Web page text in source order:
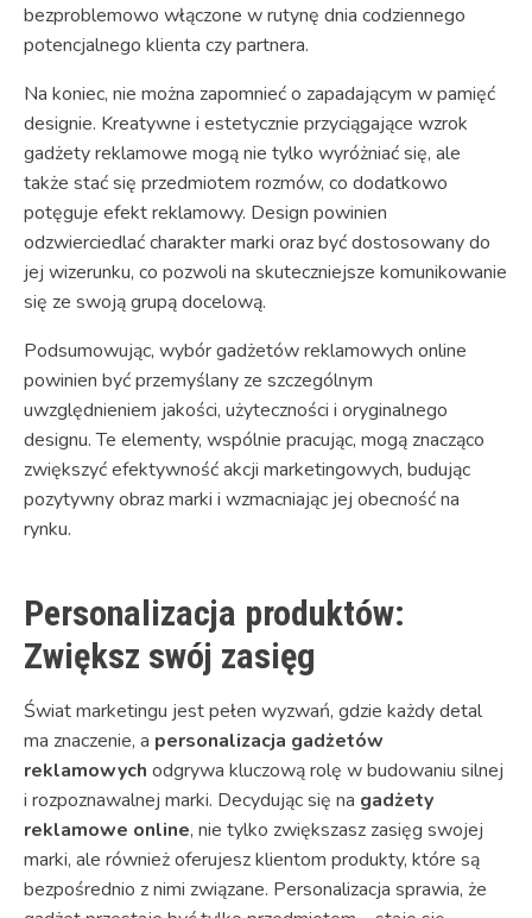
bezproblemowo włączone w rutynę dnia codziennego
potencjalnego klienta czy partnera.
Na koniec, nie można zapomnieć o zapadającym w pamięć
designie. Kreatywne i estetycznie przyciągające wzrok
gadżety reklamowe mogą nie tylko wyróżniać się, ale
także stać się przedmiotem rozmów, co dodatkowo
potęguje efekt reklamowy. Design powinien
odzwierciedlać charakter marki oraz być dostosowany do
jej wizerunku, co pozwoli na skuteczniejsze komunikowanie
się ze swoją grupą docelową.
Podsumowując, wybór gadżetów reklamowych online
powinien być przemyślany ze szczególnym
uwzględnieniem jakości, użyteczności i oryginalnego
designu. Te elementy, wspólnie pracując, mogą znacząco
zwiększyć efektywność akcji marketingowych, budując
pozytywny obraz marki i wzmacniając jej obecność na
rynku.
Personalizacja produktów:
Zwiększ swój zasięg
Świat marketingu jest pełen wyzwań, gdzie każdy detal
ma znaczenie, a personalizacja gadżetów
reklamowych odgrywa kluczową rolę w budowaniu silnej
i rozpoznawalnej marki. Decydując się na gadżety
reklamowe online, nie tylko zwiększasz zasięg swojej
marki, ale również oferujesz klientom produkty, które są
bezpośrednio z nimi związane. Personalizacja sprawia, że